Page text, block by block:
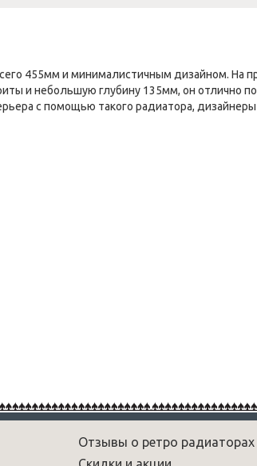
455мм и минималистичным дизайном. На
и небольшую глубину 135мм, он отлично
с помощью такого радиатора,
Отзывы о ретро радиаторах